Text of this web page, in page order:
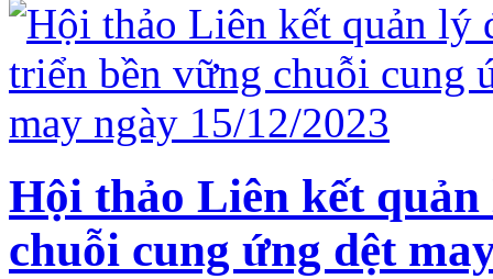
Hội thảo Liên kết
chuỗi cung ứng dệt